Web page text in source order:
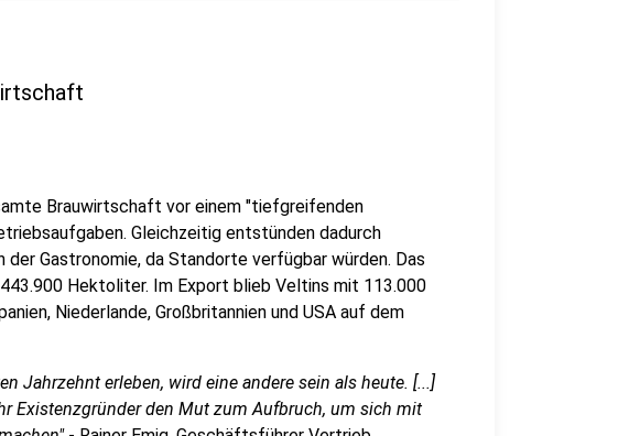
Brauwirtschaft vor einem "tiefgreifenden
Gleichzeitig entstünden dadurch
Gastronomie, da Standorte verfügbar würden. Das
Hektoliter. Im Export blieb Veltins mit 113.000
Niederlande, Großbritannien und USA auf dem
Jahrzehnt erleben, wird eine andere sein als heute. [...]
Existenzgründer den Mut zum Aufbruch, um sich mit